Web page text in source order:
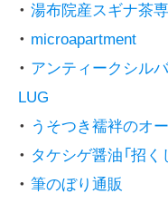
・ 湯布院産スギナ茶
・ microapartment
・ アンティークシル
LUG
・ うそつき襦袢のオ
・ タケシゲ醤油「招く
・ 筆のぼり通販